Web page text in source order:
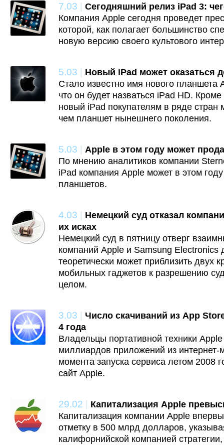
7.03 | Сегодняшний релиз iPad 3:
Компания Apple сегодня проведет
которой, как полагает большинство
новую версию своего культового
5.03 | Новый iPad может оказаться
Стало известно имя нового планшета
что он будет назваться iPad HD.
новый iPad покупателям в ряде стран
чем планшет нынешнего поколения.
5.03 | Apple в этом году может
По мнению аналитиков компании
iPad компания Apple может в этом
планшетов.
4.03 | Немецкий суд отказал
их исках
Немецкий суд в пятницу отверг
компаний Apple и Samsung Electronics
теоретически может приблизить двух
мобильных гаджетов к разрешению
целом.
3.03 | Число скачиваний из App
4 года
Владельцы портативной техники
миллиардов приложений из интернет-
момента запуска сервиса летом 2008
сайт Apple.
29.02 | Капитализация Apple
Капитализация компании Apple
отметку в 500 млрд долларов,
калифорнийской компанией